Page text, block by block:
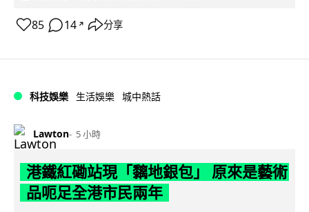
85 14 ↗ 分享
科技娛樂 生活娛樂 城中熱話
Lawton 5 小時
港鐵紅磡站現「黐地銀包」 原來是藝術
品呃足全港市民兩年